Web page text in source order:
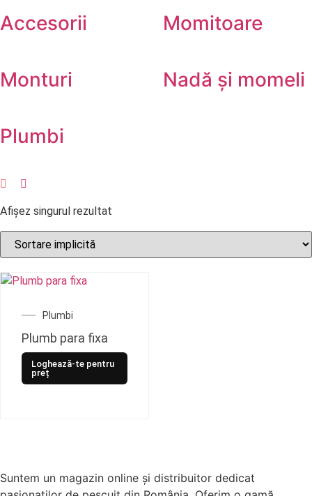
Accesorii Momitoare
Monturi Nadă și momeli
Plumbi
Afișez singurul rezultat
Plumbi
Plumb para fixa
Loghează-te pentru
preț
Suntem un magazin online și distribuitor dedicat